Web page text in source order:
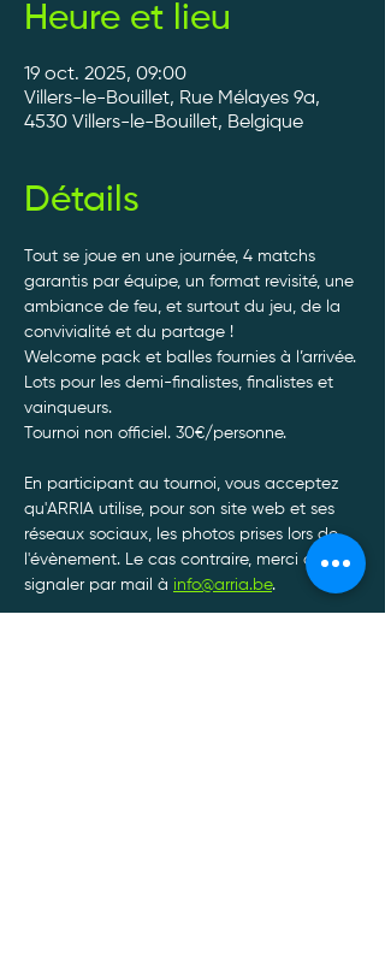
Heure et lieu
19 oct. 2025, 09:00
Villers-le-Bouillet, Rue Mélayes 9a,
4530 Villers-le-Bouillet, Belgique
Détails
Tout se joue en une journée, 4 matchs
garantis par équipe, un format revisité, une
ambiance de feu, et surtout du jeu, de la
convivialité et du partage !
Welcome pack et balles fournies à l’arrivée.
Lots pour les demi-finalistes, finalistes et
vainqueurs.
Tournoi non officiel. 30€/personne.
En participant au tournoi, vous acceptez
qu'ARRIA utilise, pour son site web et ses
réseaux sociaux, les photos prises lors de
l'évènement. Le cas contraire, merci de le
signaler par mail à info@arria.be.